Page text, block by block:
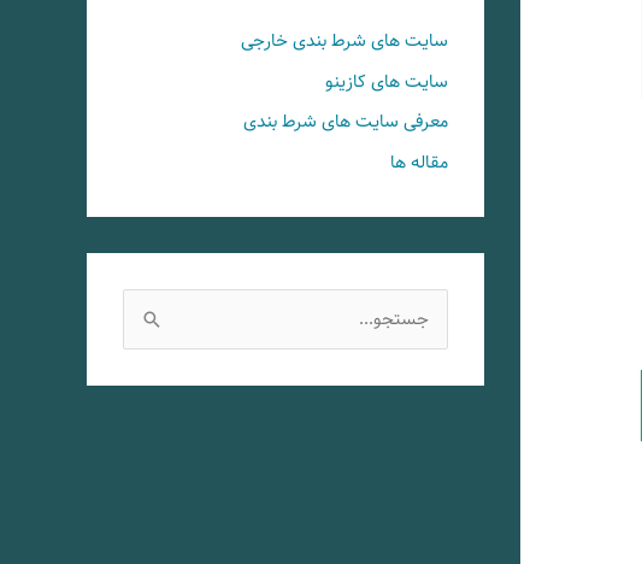
سایت های شرط بندی خارجی
سایت های کازینو
معرفی سایت های شرط بندی
مقاله ها
س
ت